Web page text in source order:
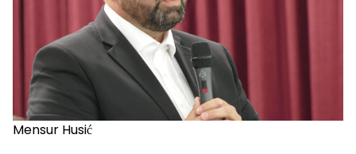
Mensur Husić